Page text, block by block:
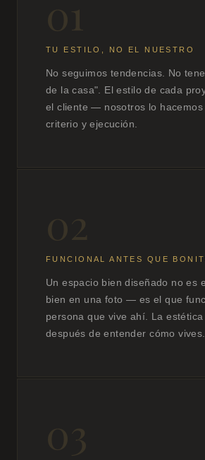
01
TU ESTILO, NO EL NUESTRO
No seguimos tendencias. No
de la casa". El estilo de cada
el cliente — nosotros lo hacemos
criterio y ejecución.
02
FUNCIONAL ANTES QUE
Un espacio bien diseñado no es
bien en una foto — es el que
persona que vive ahí. La estética
después de entender cómo vives.
03